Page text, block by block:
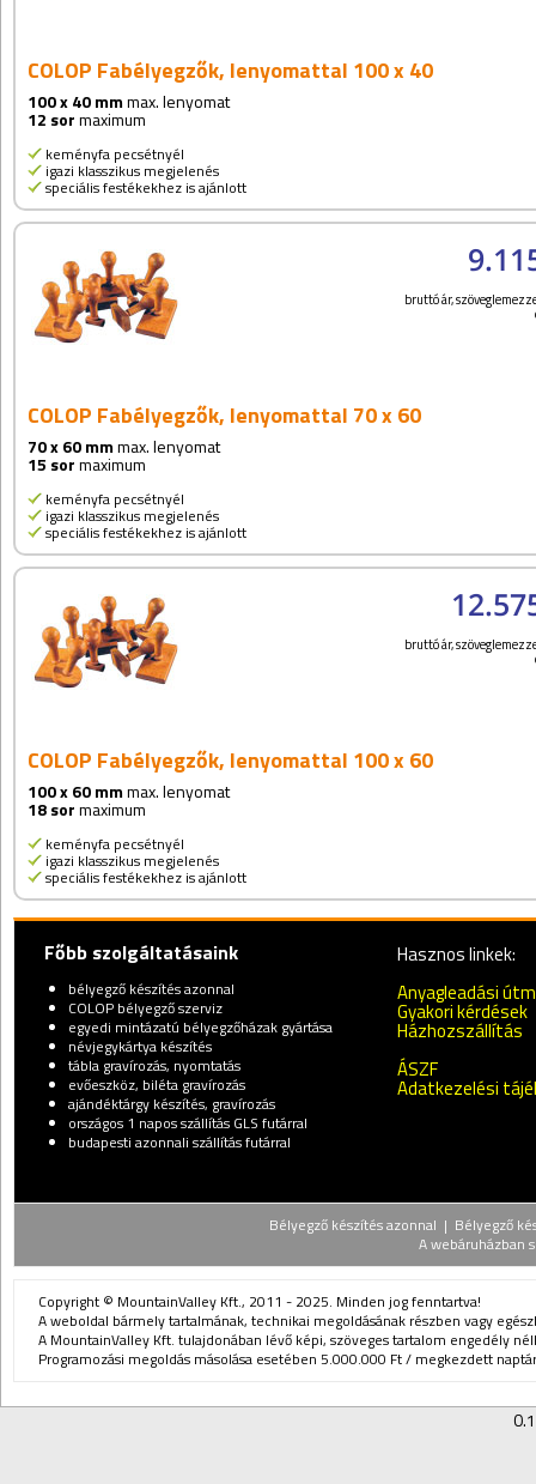
COLOP Fabélyegzők, lenyomattal 100 x 40
100 x 40 mmmax. lenyomat
12 sormaximum
keményfa pecsétnyél
igazi klasszikus megjelenés
speciális festékekhez is ajánlott
bruttó ár,
COLOP Fabélyegzők, lenyomattal 70 x 60
70 x 60 mmmax. lenyomat
15 sormaximum
keményfa pecsétnyél
igazi klasszikus megjelenés
speciális festékekhez is ajánlott
bruttó ár,
COLOP Fabélyegzők, lenyomattal 100 x 60
100 x 60 mmmax. lenyomat
18 sormaximum
keményfa pecsétnyél
igazi klasszikus megjelenés
speciális festékekhez is ajánlott
Főbb szolgáltatásaink
bélyegző készítés azonnal
COLOP bélyegző szerviz
egyedi mintázatú bélyegzőházak gyártása
névjegykártya készítés
tábla gravírozás, nyomtatás
evőeszköz, biléta gravírozás
ajándéktárgy készítés, gravírozás
országos 1 napos szállítás GLS futárral
budapesti azonnali szállítás futárral
Hasznos linkek:
Anyagleadási
Gyakori kérdések
Házhozszállítás
ÁSZF
Adatkezelési
Bélyegző készítés azonnal | Bélyegző
A webáruházban
Copyright © MountainValley Kft., 2011 - 2025. Minden jog fenntartva!
A weboldal bármely tartalmának, technikai megoldásának részben vagy
A MountainValley Kft. tulajdonában lévő képi, szöveges tartalom engedély
Programozási megoldás másolása esetében 5.000.000 Ft / megkezdett